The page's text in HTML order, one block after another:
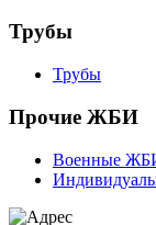
Трубы
Трубы
Прочие ЖБИ
Военные